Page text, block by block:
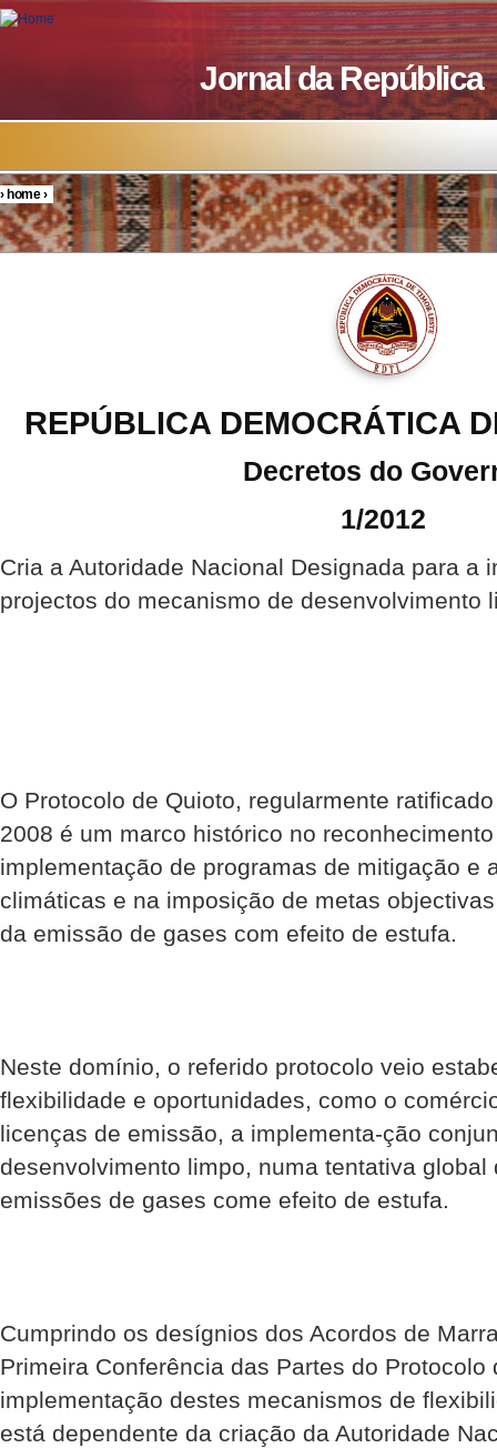
Skip to main content
Jornal da República
You are here
›home›
REPÚBLICA DEMOCRÁTICA
Decretos do
1/2012
Cria a Autoridade Nacional Designada para a
projectos do mecanismo de desenvolvimento
O Protocolo de Quioto, regularmente
2008 é um marco histórico no
implementação de programas de mitigação e
climáticas e na imposição de metas
da emissão de gases com efeito de estufa.
Neste domínio, o referido protocolo veio
flexibilidade e oportunidades, como o
licenças de emissão, a implementa-ção
desenvolvimento limpo, numa tentativa global
emissões de gases come efeito de estufa.
Cumprindo os desígnios dos Acordos de
Primeira Conferência das Partes do Protocolo
implementação destes mecanismos de
está dependente da criação da Autoridade